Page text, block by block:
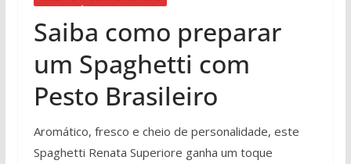
Saiba como preparar
um Spaghetti com
Pesto Brasileiro
Aromático, fresco e cheio de personalidade, este
Spaghetti Renata Superiore ganha um toque